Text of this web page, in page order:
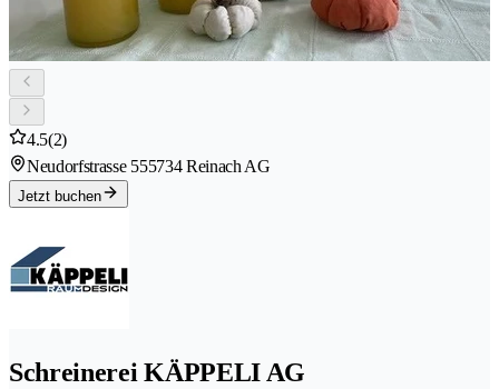
4.5(2)
Neudorfstrasse 555734 Reinach AG
Jetzt buchen
Schreinerei KÄPPELI AG